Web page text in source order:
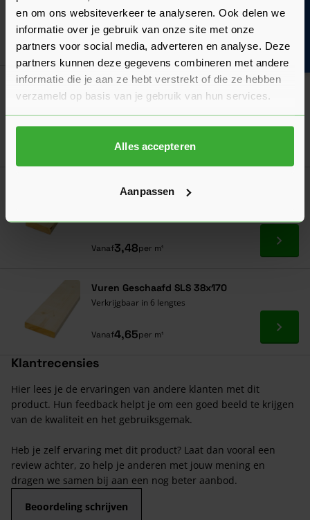
en om ons websiteverkeer te analyseren. Ook delen we
informatie over je gebruik van onze site met onze
partners voor social media, adverteren en analyse. Deze
partners kunnen deze gegevens combineren met andere
informatie die je aan ze hebt verstrekt of die ze hebben
verzameld op basis van je gebruik van hun services.
Alles accepteren
Aanpassen
Verkrijgbaar in 10 lengtes
Nu0,69per m¹ Ga
Meest gekocht! Bouwvakdeals ☀️
Vuren Geschaafd SLS 38x89
Verkrijgbaar in 8 lengtes
2,22per m¹
Klantenfavoriet
Vuren Geschaafd SLS 38x140
Vanaf3,48per m¹ Ga
Vuren Geschaafd SLS 38x170
Verkrijgbaar in 6 lengtes
Vanaf4,65per m¹ Ga
Klantrecensies
Hier lees je de ervaringen van andere klanten met dit
product. Hun feedback helpt je om een goed beeld te krijgen
van de kwaliteit en het gebruiksgemak.
Heb je zelf ervaring met dit product? Laat dan vooral een
review achter, zo help je anderen met jouw mening en
dragen we samen bij aan een nog beter aanbod.
Beoordeling schrijven